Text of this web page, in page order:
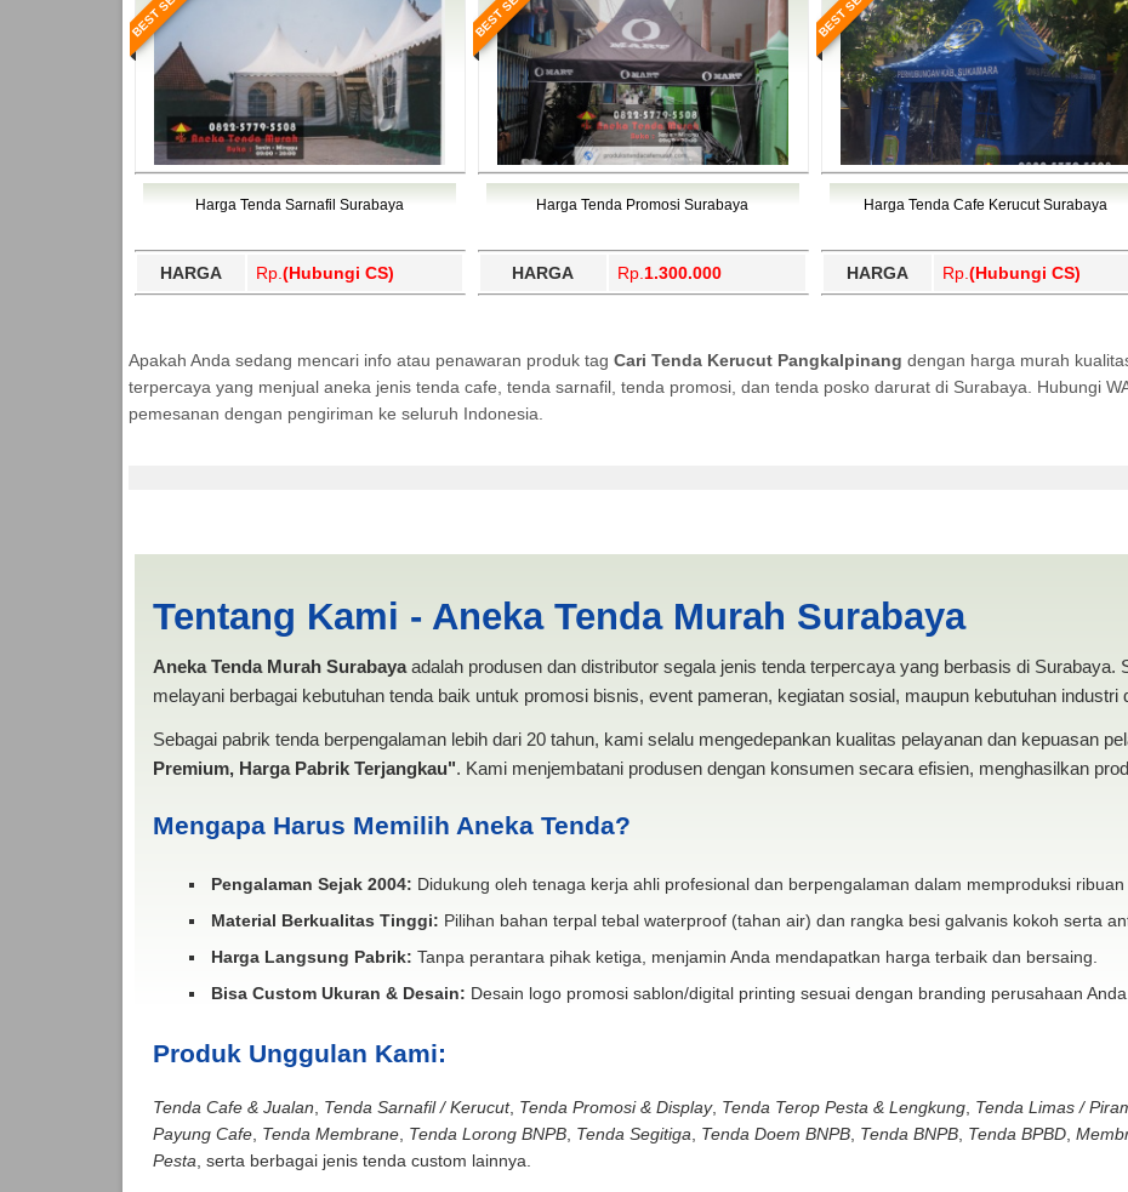
Harga Tenda Sarnafil Surabaya
HARGA Rp. (Hubungi CS)
Harga Tenda Promosi Surabaya
HARGA Rp. 1.300.000
Harga Tenda Cafe Kerucut Surabaya
HARGA Rp. (Hubungi CS)
Apakah Anda sedang mencari info atau penawaran produk tag Cari Tenda Kerucut Pangkalpinang dengan harga murah
terpercaya yang menjual aneka jenis tenda cafe, tenda sarnafil, tenda promosi, dan tenda posko darurat di Surabaya. Hubungi
pemesanan dengan pengiriman ke seluruh Indonesia.
Tentang Kami - Aneka Tenda Murah Surabaya
Aneka Tenda Murah Surabayaadalah produsen dan distributor segala jenis tenda terpercaya yang berbasis di Surabaya.
melayani berbagai kebutuhan tenda baik untuk promosi bisnis, event pameran, kegiatan sosial, maupun kebutuhan industri
Sebagai pabrik tenda berpengalaman lebih dari 20 tahun, kami selalu mengedepankan kualitas pelayanan dan kepuasan
Premium, Harga Pabrik Terjangkau". Kami menjembatani produsen dengan konsumen secara efisien, menghasilkan
Mengapa Harus Memilih Aneka Tenda?
Pengalaman Sejak 2004: Didukung oleh tenaga kerja ahli profesional dan berpengalaman dalam memproduksi ribuan
Material Berkualitas Tinggi: Pilihan bahan terpal tebal waterproof (tahan air) dan rangka besi galvanis kokoh serta
Harga Langsung Pabrik: Tanpa perantara pihak ketiga, menjamin Anda mendapatkan harga terbaik dan bersaing.
Bisa Custom Ukuran & Desain: Desain logo promosi sablon/digital printing sesuai dengan branding perusahaan Anda.
Produk Unggulan Kami:
Tenda Cafe & Jualan Tenda Sarnafil / Kerucut, Tenda Promosi & Display, Tenda Terop Pesta & Lengkung, Tenda Limas /
Payung Cafe, Tenda Membrane, Tenda Lorong BNPB, Tenda Segitiga Tenda Doem BNPB, Tenda BNPB, Tenda BPBD,
Pesta , serta berbagai jenis tenda custom lainnya.